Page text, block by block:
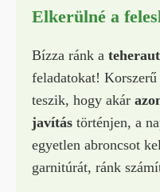
Elkerülné a
Bízza ránk a
feladatokat!
teszik, hogy akár
javítás történjen, a
egyetlen abroncsot
garnitúrát, ránk